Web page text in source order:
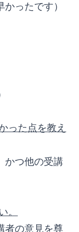
ったです）
った点を教え
かつ他の受講
。
者の意見を尊